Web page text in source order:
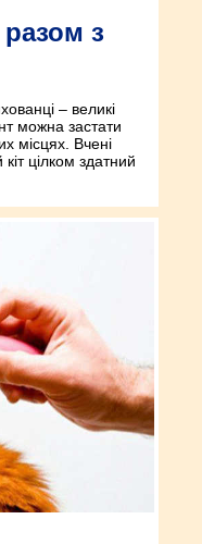
з
– великі
можна застати
місцях. Вчені
цілком здатний